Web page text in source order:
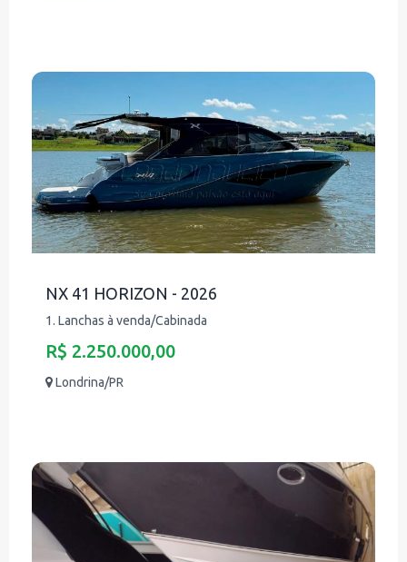
NX 41 HORIZON - 2026
1. Lanchas à venda/Cabinada
R$ 2.250.000,00
Londrina/PR